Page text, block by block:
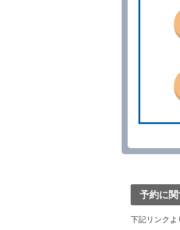
第
ま
き
当
渡
渡
借
予約に
下記リンクよ